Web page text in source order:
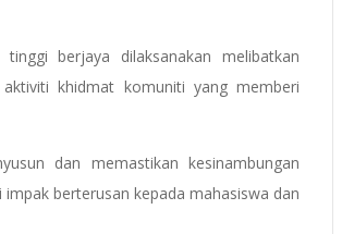
berjaya dilaksanakan melibatkan
khidmat komuniti yang memberi
dan memastikan kesinambungan
berterusan kepada mahasiswa dan